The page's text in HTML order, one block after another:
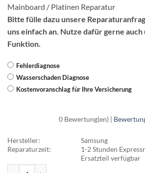
Mainboard / Platinen Reparatur
Bitte fülle dazu unsere
uns einfach an. Nutze dafür gerne
Funktion.
Fehlerdiagnose
Wasserschaden Diagnose
Kostenvoranschlag für Ihre Versicherung
0 Bewertung(en) |
Hersteller:
Samsung
Reparaturzeit:
1-2 Stunden
Ersatzteil verfügbar